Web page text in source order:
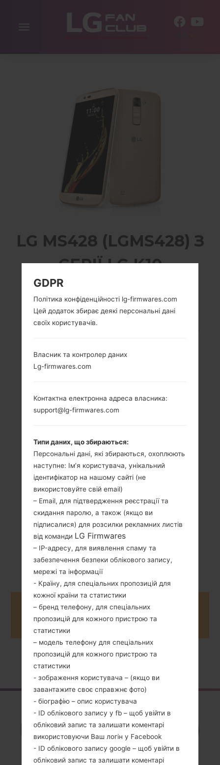
Включити
LG MS428 (LGMS428) З
СЕРІЇ LG K10
720 x 1280 пікселів
(~277 щільність
142 грам (5.01
унції)
Зємний Li-Ion
2300 mAh
Snapdragon 410
Android 7.x
Nougat
Buy accessories on Amazon
Головна
Огляд
LGMS428(LGMS428)
akaLG K10
GDPR
Політика конфіденційності lg-firmwares.com
Цей додаток збирає деякі персональні дані
своїх користувачів.
Власник та контролер даних
Lg-firmwares.com
Контактна електронна адреса власника:
support@lg-firmwares.com
Типи даних, що збираються:
Персональні дані, які збираються, охоплюють
наступне: Ім’я користувача, унікальний
ідентифікатор на нашому сайті (не
використовуйте свій email)
– Email, для підтвердження реєстрації та
скидання паролю, а також (якщо ви
підписалися) для розсилки рекламних листів
від команди LG Firmwares
– IP-адресу, для виявлення спаму та
забезпечення безпеки облікового запису,
мережі та інформації
- Країну, для спеціальних пропозицій для
кожної країни та статистики
– бренд телефону, для спеціальних
пропозицій для кожного пристрою та
статистики
– модель телефону для спеціальних
пропозицій для кожного пристрою та
статистики
- зображення користувача – (якщо ви
завантажите своє справжнє фото)
- біографію – опис користувача
- ID облікового запису у fb – щоб увійти в
обліковий запис та залишати коментарі
використовуючи Ваш логін у Facebook
- ID облікового запису google – щоб увійти в
обліковий запис та залишати коментарі